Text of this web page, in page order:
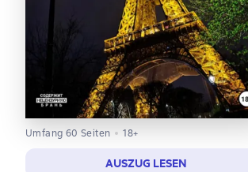
Umfang 60 Seiten 18+
AUSZUG LESEN